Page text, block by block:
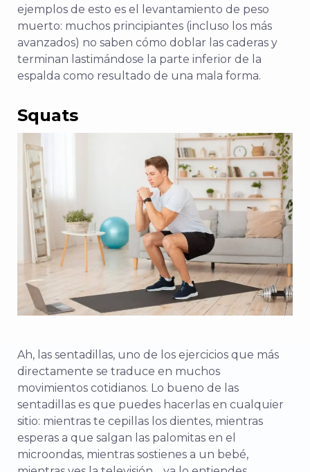
ejemplos de esto es el levantamiento de peso
muerto: muchos principiantes (incluso los más
avanzados) no saben cómo doblar las caderas y
terminan lastimándose la parte inferior de la
espalda como resultado de una mala forma.
Squats
Ah, las sentadillas, uno de los ejercicios que más
directamente se traduce en muchos
movimientos cotidianos. Lo bueno de las
sentadillas es que puedes hacerlas en cualquier
sitio: mientras te cepillas los dientes, mientras
esperas a que salgan las palomitas en el
microondas, mientras sostienes a un bebé,